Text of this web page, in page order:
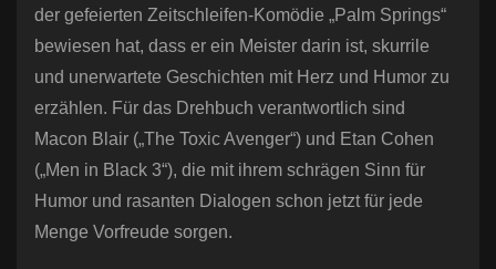
der gefeierten Zeitschleifen-Komödie „Palm Springs“
bewiesen hat, dass er ein Meister darin ist, skurrile
und unerwartete Geschichten mit Herz und Humor zu
erzählen. Für das Drehbuch verantwortlich sind
Macon Blair („The Toxic Avenger“) und Etan Cohen
(„Men in Black 3“), die mit ihrem schrägen Sinn für
Humor und rasanten Dialogen schon jetzt für jede
Menge Vorfreude sorgen.